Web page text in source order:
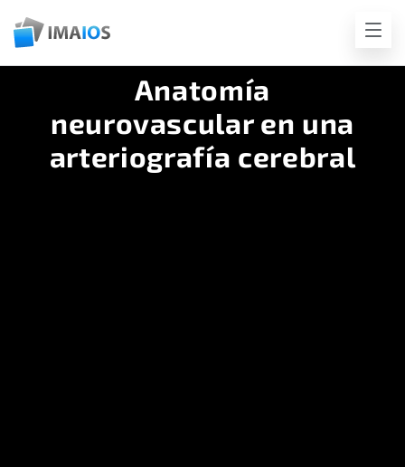
Anatomía
neurovascular en una
arteriografía cerebral